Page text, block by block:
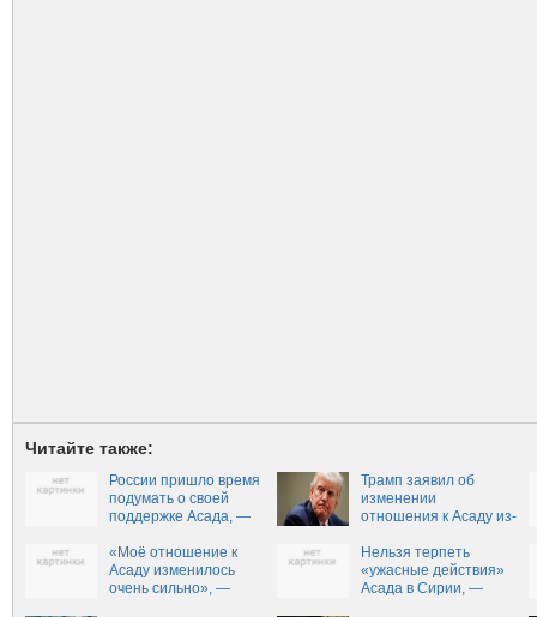
Читайте также:
России пришло время
подумать о своей
поддержке Асада, —
Трамп заявил об
изменении
отношения к Асаду из-
«Моё отношение к
Асаду изменилось
очень сильно», —
Нельзя терпеть
«ужасные действия»
Асада в Сирии, —